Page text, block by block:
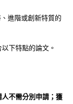
進階或創新特質的
下特點的論文。
人不需分別申請；獲